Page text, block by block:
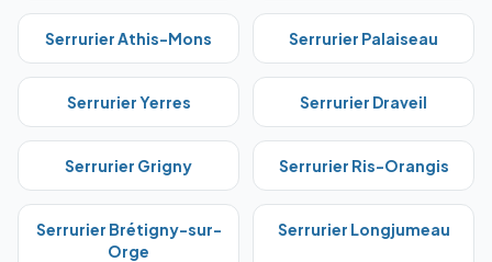
SerrurierAthis-Mons Serrurier Palaiseau
SerrurierYerres Serrurier Draveil
Serrurier Grigny Serrurier Ris-Orangis
Serrurier Brétigny-sur-
Orge
Serrurier Longjumeau